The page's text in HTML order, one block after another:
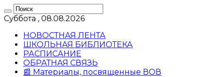
Суббота , 08.08.2026
НОВОСТНАЯ ЛЕНТА
ШКОЛЬНАЯ БИБЛИОТЕКА
РАСПИСАНИЕ
ОБРАТНАЯ СВЯЗЬ
📰 Материалы, посвященные ВОВ